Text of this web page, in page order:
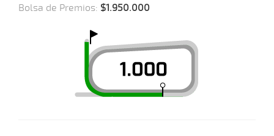
Bolsa de Premios: $1.950.000